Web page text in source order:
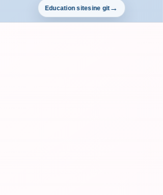
Education sitesine git